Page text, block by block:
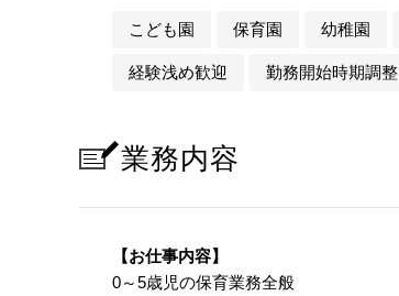
こども園 保育園 幼稚園
経験浅め歓迎 勤務開始時期調整
業務内容
【お仕事内容】
0～5歳児の保育業務全般